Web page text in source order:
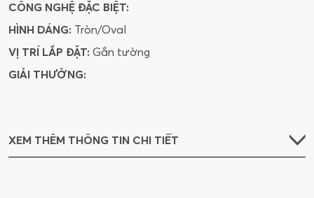
CÔNG NGHỆ ĐẶC BIỆT:
HÌNH DÁNG: Tròn/Oval
VỊ TRÍ LẮP ĐẶT: Gắn tường
GIẢI THƯỞNG:
XEM THÊM THÔNG TIN CHI TIẾT